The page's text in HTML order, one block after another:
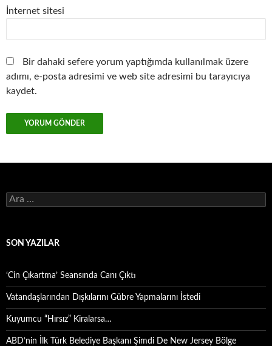
İnternet sitesi
Bir dahaki sefere yorum yaptığımda kullanılmak üzere
adımı, e-posta adresimi ve web site adresimi bu tarayıcıya
kaydet.
Arama:
SON YAZILAR
‘Cin Çıkartma’ Seansında Canı Çıktı
Vatandaşlarından Dışkılarını Gübre Yapmalarını İstedi
Kuyumcu “Hırsız” Kiralarsa…
ABD’nin İlk Türk Belediye Başkanı Şimdi De New Jersey Bölge